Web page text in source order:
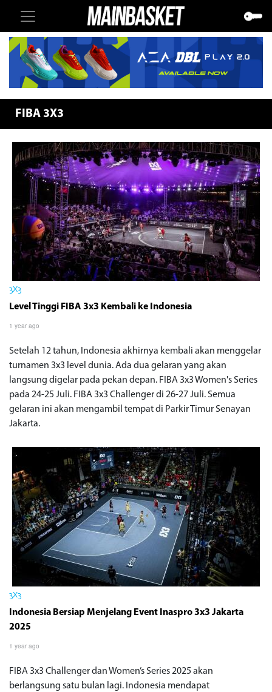
FIBA 3X3
3X3
Level Tinggi FIBA 3x3 Kembali ke Indonesia
1 year ago
Setelah 12 tahun, Indonesia akhirnya kembali akan menggelar
turnamen 3x3 level dunia. Ada dua gelaran yang akan
langsung digelar pada pekan depan. FIBA 3x3 Women's Series
pada 24-25 Juli. FIBA 3x3 Challenger di 26-27 Juli. Semua
gelaran ini akan mengambil tempat di Parkir Timur Senayan
Jakarta.
3X3
Indonesia Bersiap Menjelang Event Inaspro 3x3 Jakarta
2025
1 year ago
FIBA 3x3 Challenger dan Women’s Series 2025 akan
berlangsung satu bulan lagi. Indonesia mendapat